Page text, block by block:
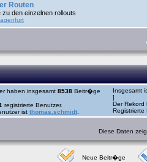
Routen
zu den einzelnen rollouts
haben insgesamt 8538 Beitr�ge
registrierte Benutzer.
ist thomas.schmidt
Insgesamt
]
Der
Registrierte
Diese Daten
Neue Beitr�ge